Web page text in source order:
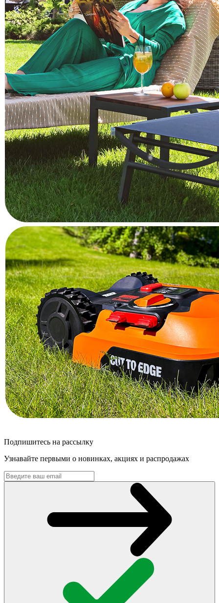
Подпишитесь на рассылку
Узнавайте первыми о новинках, акциях и распродажах